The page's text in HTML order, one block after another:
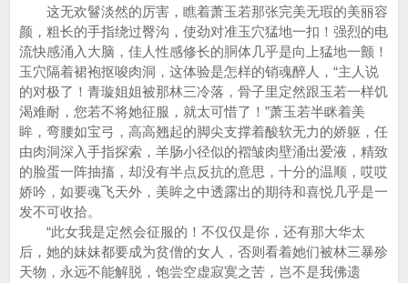
这无欢鬙淡然的厉害，瞧着萧玉若那张完美无瑕的美丽容
颜，粗长的手指绕过臀沟，使劲对准玉穴猛地一扣！强烈的电
流快感涌入大脑，佳人性感修长的胴体几乎是向上猛地一颤！
玉穴隔着裙袍抠唆肉洞，这体验是怎样的销魂醉人，“主人说
的对极了！青璇姐姐被那林三冷落，骨子里定然跟玉若一样饥
渴难耐，您若不将她征服，就太可惜了！”萧玉若半眯着美
眸，弯腰如宝弓，高高翘起的脚尖支撑着酸软无力的娇躯，任
由肉洞深入手指探索，羊肠小径似的褶皱肉壁涌出爱液，精致
的脸蛋一阵抽搐，却没有半点反抗的意思，十分的温顺，哎哎
娇吟，如要魂飞天外，美眸之中透露出的期待和喜悦几乎是一
发不可收拾。
“此女我是定然会征服的！不仅仅是你，还有那大华太
后，她的妹妹都要成为贫僧的女人，否则看着她们被林三暴殄
天物，永远不能解脱，饱尝空虚寂寞之苦，岂不是我佛遗